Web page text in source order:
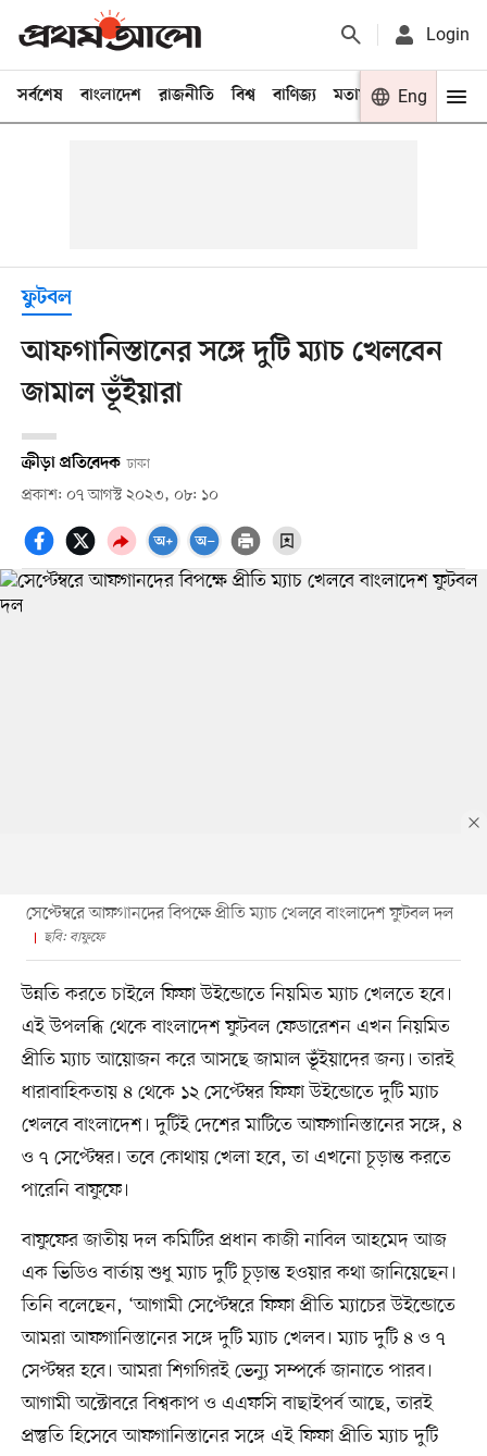
Login
সর্বশেষ বাংলাদেশ রাজনীতি বিশ্ব বাণিজ্য মতামত খেলা
Eng
ফুটবল
আফগানিস্তানের সঙ্গে দুটি ম্যাচ খেলবেন
জামাল ভূঁইয়ারা
ক্রীড়া প্রতিবেদক ঢাকা
প্রকাশ: ০৭ আগস্ট ২০২৩, ০৮: ১০
সেপ্টেম্বরে আফগানদের বিপক্ষে প্রীতি ম্যাচ খেলবে বাংলাদেশ ফুটবল দল
ছবি: বাফুফে
উন্নতি করতে চাইলে ফিফা উইন্ডোতে নিয়মিত ম্যাচ খেলতে হবে।
এই উপলব্ধি থেকে বাংলাদেশ ফুটবল ফেডারেশন এখন নিয়মিত
প্রীতি ম্যাচ আয়োজন করে আসছে জামাল ভূঁইয়াদের জন্য। তারই
ধারাবাহিকতায় ৪ থেকে ১২ সেপ্টেম্বর ফিফা উইন্ডোতে দুটি ম্যাচ
খেলবে বাংলাদেশ। দুটিই দেশের মাটিতে আফগানিস্তানের সঙ্গে, ৪
ও ৭ সেপ্টেম্বর। তবে কোথায় খেলা হবে, তা এখনো চূড়ান্ত করতে
পারেনি বাফুফে।
বাফুফের জাতীয় দল কমিটির প্রধান কাজী নাবিল আহমেদ আজ
এক ভিডিও বার্তায় শুধু ম্যাচ দুটি চূড়ান্ত হওয়ার কথা জানিয়েছেন।
তিনি বলেছেন, ‘আগামী সেপ্টেম্বরে ফিফা প্রীতি ম্যাচের উইন্ডোতে
আমরা আফগানিস্তানের সঙ্গে দুটি ম্যাচ খেলব। ম্যাচ দুটি ৪ ও ৭
সেপ্টম্বর হবে। আমরা শিগগিরই ভেন্যু সম্পর্কে জানাতে পারব।
আগামী অক্টোবরে বিশ্বকাপ ও এএফসি বাছাইপর্ব আছে, তারই
প্রস্তুতি হিসেবে আফগানিস্তানের সঙ্গে এই ফিফা প্রীতি ম্যাচ দুটি